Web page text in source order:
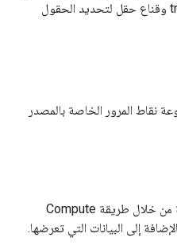
الأقل ووجهتَين أو أكثر وtravelMode وقناع حقل لتحديد الحقول
نقاط المرور الخاصة بالمصدر
يلخّص الجدول التالي الموارد المتاحة من خلال طريقة Compute